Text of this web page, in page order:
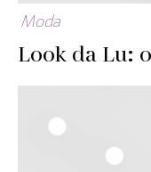
Moda
Look da Lu: